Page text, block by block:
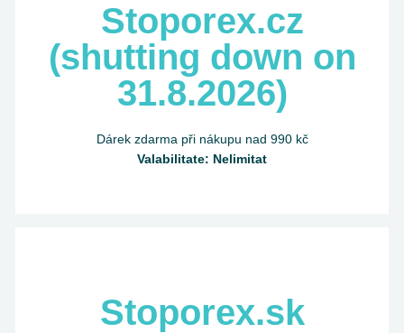
Stoporex.cz
(shutting down on
31.8.2026)
Dárek zdarma při nákupu nad 990 kč
Valabilitate: Nelimitat
Stoporex.sk